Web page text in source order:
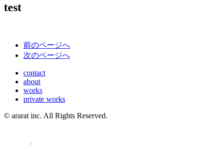
test
前のページへ
次のページへ
contact
about
works
private works
© ararat inc. All Rights Reserved.